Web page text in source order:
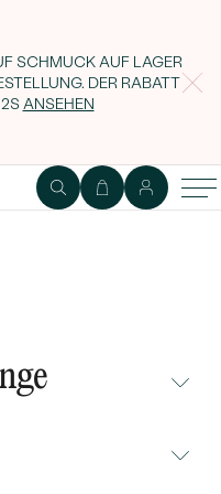
SCHMUCK AUF LAGER
DER RABATT
ANSEHEN